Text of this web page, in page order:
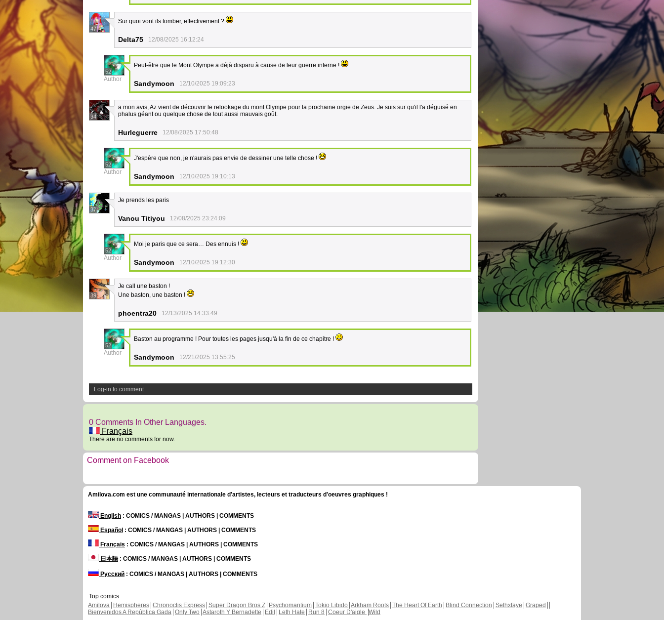
47
Sur quoi vont ils tomber, effectivement ?
Delta75 12/08/2025 16:12:24
52
Author
Peut-être que le Mont Olympe a déjà disparu à cause de leur guerre interne !
Sandymoon 12/10/2025 19:09:23
34
a mon avis, Az vient de découvrir le relookage du mont Olympe pour la prochaine orgie de Zeus. Je suis sur qu'il l'a déguisé en
phalus géant ou quelque chose de tout aussi mauvais goût.
Hurleguerre 12/08/2025 17:50:48
52
Author
J'espère que non, je n'aurais pas envie de dessiner une telle chose !
Sandymoon 12/10/2025 19:10:13
37
Je prends les paris
Vanou Titiyou 12/08/2025 23:24:09
52
Author
Moi je paris que ce sera… Des ennuis !
Sandymoon 12/10/2025 19:12:30
39
Je call une baston !
Une baston, une baston !
phoentra20 12/13/2025 14:33:49
52
Author
Baston au programme ! Pour toutes les pages jusqu'à la fin de ce chapitre !
Sandymoon 12/21/2025 13:55:25
Log-in to comment
0 Comments In Other Languages.
Français
There are no comments for now.
Comment on Facebook
Amilova.com est une communauté internationale d'artistes, lecteurs et traducteurs d'oeuvres graphiques !
English : COMICS / MANGAS | AUTHORS | COMMENTS
Español : COMICS / MANGAS | AUTHORS | COMMENTS
Français : COMICS / MANGAS | AUTHORS | COMMENTS
日本語: COMICS / MANGAS | AUTHORS | COMMENTS
Русский : COMICS / MANGAS | AUTHORS | COMMENTS
Top comics
Amilova
Hemispheres Chronoctis Express Super Dragon Bros Z Psychomantium Tokio Libido Arkham Roots The Heart Of Earth Blind Connection Sethxfaye Graped
Bienvenidos A República Gada Only Two Astaroth Y Bernadette Edil Leth Hate Run 8 Coeur D'aigle Wild